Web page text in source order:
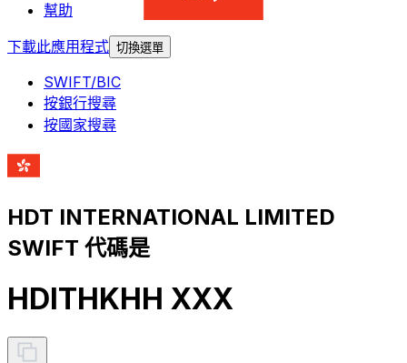
幫助
下載此應用程式 切換選單
SWIFT/BIC
按銀行搜尋
按國家搜尋
HDT INTERNATIONAL LIMITED
SWIFT 代碼是
HDITHKHH XXX